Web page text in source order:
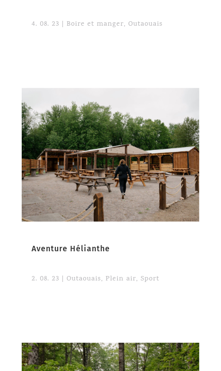
4. 08. 23 | Boire et manger, Outaouais
Aventure Hélianthe
2. 08. 23 Outaouais, Plein air, Sport